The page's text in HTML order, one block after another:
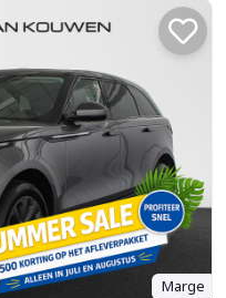
Marge